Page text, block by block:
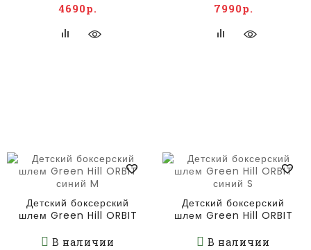
4690р. 7990р.
Детский боксерский
шлем Green Hill ORBIT
В наличии
Детский боксерский
шлем Green Hill ORBIT
В наличии